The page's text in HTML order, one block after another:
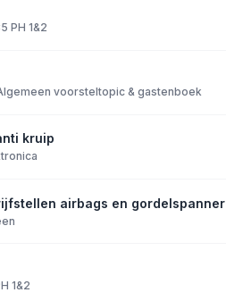
PH 1&2
voorsteltopic & gastenboek
kruip
airbags en gordelspanner
1&2